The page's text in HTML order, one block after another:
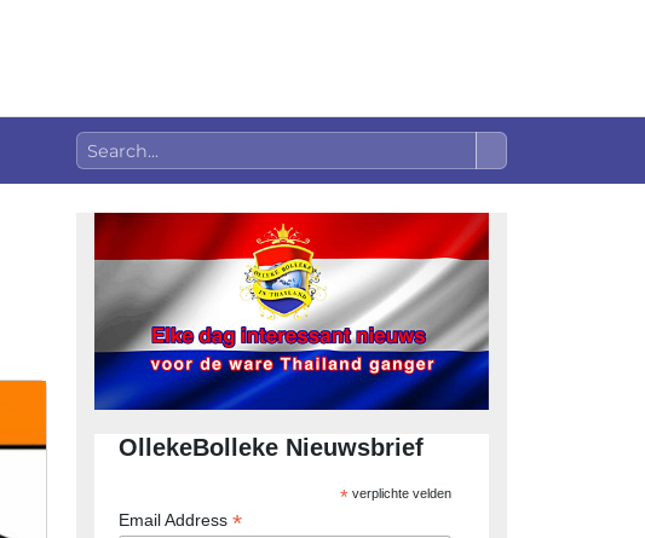
OllekeBolleke Nieuwsbrief
*verplichte velden
Email Address *